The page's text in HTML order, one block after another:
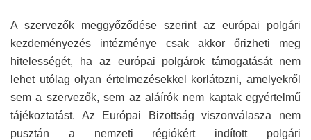
A szervezők meggyőződése szerint az európai polgári
kezdeményezés intézménye csak akkor őrizheti meg
hitelességét, ha az európai polgárok támogatását nem
lehet utólag olyan értelmezésekkel korlátozni, amelyekről
sem a szervezők, sem az aláírók nem kaptak egyértelmű
tájékoztatást. Az Európai Bizottság viszonválasza nem
pusztán a nemzeti régiókért indított polgári